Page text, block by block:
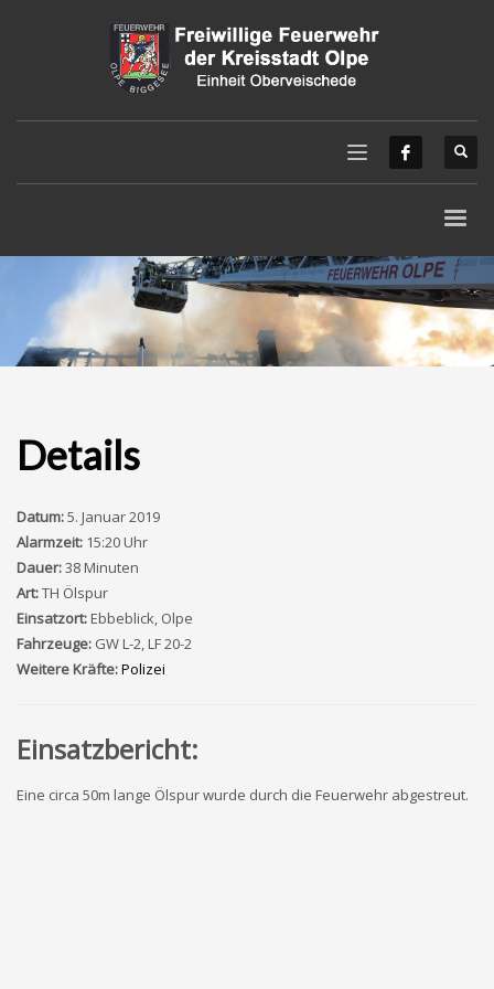
Details
Datum:5. Januar 2019
Alarmzeit: 15:20 Uhr
Dauer:38 Minuten
Art:TH Ölspur
Einsatzort:Ebbeblick, Olpe
Fahrzeuge: GW L-2, LF 20-2
Weitere Kräfte:Polizei
Einsatzbericht:
Eine circa 50m lange Ölspur wurde durch die Feuerwehr abgestreut.